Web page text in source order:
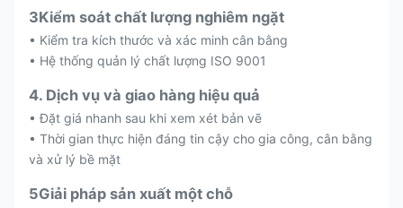
3Kiểm soát chất lượng nghiêm ngặt
• Kiểm tra kích thước và xác minh cân bằng
• Hệ thống quản lý chất lượng ISO 9001
4. Dịch vụ và giao hàng hiệu quả
• Đặt giá nhanh sau khi xem xét bản vẽ
• Thời gian thực hiện đáng tin cậy cho gia công, cân bằng
và xử lý bề mặt
5Giải pháp sản xuất một chỗ